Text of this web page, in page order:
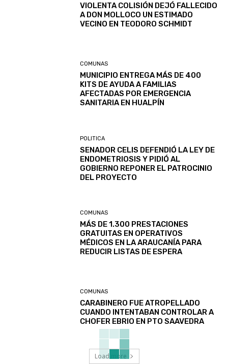
VIOLENTA COLISIÓN DEJÓ FALLECIDO
A DON MOLLOCO UN ESTIMADO
VECINO EN TEODORO SCHMIDT
COMUNAS
MUNICIPIO ENTREGA MÁS DE 400
KITS DE AYUDA A FAMILIAS
AFECTADAS POR EMERGENCIA
SANITARIA EN HUALPÍN
POLITICA
SENADOR CELIS DEFENDIÓ LA LEY DE
ENDOMETRIOSIS Y PIDIÓ AL
GOBIERNO REPONER EL PATROCINIO
DEL PROYECTO
COMUNAS
MÁS DE 1.300 PRESTACIONES
GRATUITAS EN OPERATIVOS
MÉDICOS EN LA ARAUCANÍA PARA
REDUCIR LISTAS DE ESPERA
COMUNAS
CARABINERO FUE ATROPELLADO
CUANDO INTENTABAN CONTROLAR A
CHOFER EBRIO EN PTO SAAVEDRA
Load more